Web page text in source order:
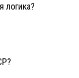
логика?